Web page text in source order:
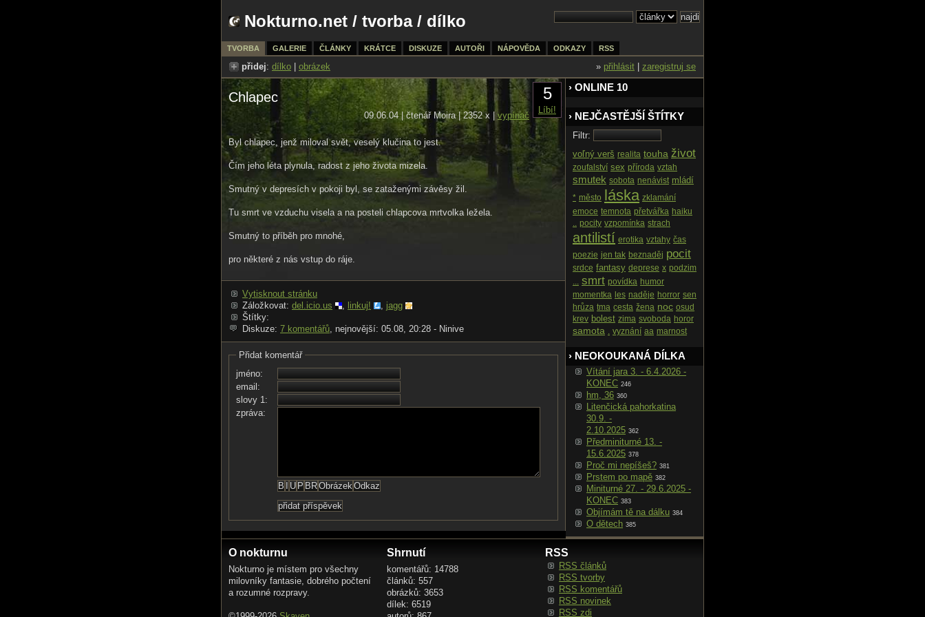
Nokturno.net / tvorba/ dílko
TVORBA GALERIE ČLÁNKY KRÁTCE DISKUZE AUTOŘI NÁPOVĚDA ODKAZY RSS
přidej: dílko obrázek » přihlásit zaregistruj se
5
Líbí!
Chlapec
09.06.04 | čtenář Moira | 2352 x |vypínač
Byl chlapec, jenž miloval svět, veselý klučina to jest.
Čím jeho léta plynula, radost z jeho života mizela.
Smutný v depresích v pokoji byl, se zataženými závěsy žil.
Tu smrt ve vzduchu visela a na posteli chlapcova mrtvolka ležela.
Smutný to příběh pro mnohé,
pro některé z nás vstup do ráje.
Vytisknout stránku
Záložkovat: del.icio.us , linkuj! , jagg
Štítky:
Diskuze: 7 komentářů, nejnovější: 05.08, 20:28 - Ninive
Přidat komentář
jméno:
email:
slovy 1:
zpráva:
› ONLINE 10
› NEJČASTĚJŠÍ ŠTÍTKY
Filtr:
voľný verš realita touha život
zoufalství sex příroda vztah
smutek sobota nenávist mládí
* město láska zklamání
emoce temnota přetvářka haiku
.. pocity vzpomínka strach
antilistí erotika vztahy čas
poezie jen tak beznaděj pocit
srdce fantasy deprese x podzim
... smrt povídka humor
momentka les naděje horror sen
hrůza tma cesta žena noc osud
krev bolest zima svoboda horor
samota . vyznání aa marnost
› NEOKOUKANÁ DÍLKA
Vítání jara 3. - 6.4.2026 -
KONEC 246
hm, 36 360
Litenčická pahorkatina
30.9. -
2.10.2025 362
Předminiturné 13. -
15.6.2025 378
Proč mi nepíšeš? 381
Prstem po mapě 382
Miniturné 27. - 29.6.2025 -
KONEC 383
Objímám tě na dálku 384
O dětech 385
O nokturnu
Nokturno je místem pro všechny
milovníky fantasie, dobrého počtení
a rozumné rozpravy.
Shrnutí
komentářů: 14788
článků: 557
obrázků: 3653
dílek: 6519
RSS
RSS článků
RSS tvorby
RSS komentářů
RSS novinek
RSS zdi